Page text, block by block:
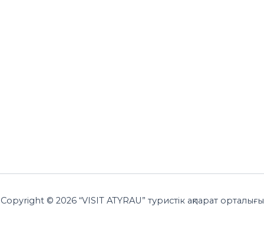
Copyright © 2026 “VISIT ATYRAU” туристік ақпарат орталығы